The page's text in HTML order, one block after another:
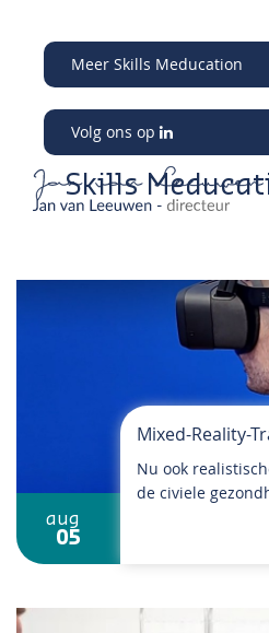
Meer Skills Meducation
Volg ons op
Skills
aug
05
Mixed-Reality-
Nu ook
de civiele